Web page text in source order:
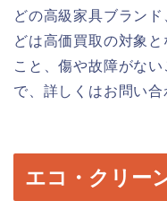
どの高級家具ブラン
どは高価買取の対象
こと、傷や故障がな
で、詳しくはお問い合
エコ・クリー